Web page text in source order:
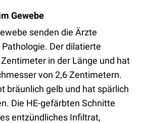
Gewebe
senden die Ärzte
Der dilatierte
in der Länge und hat
von 2,6 Zentimetern.
bräunlich gelb und hat spärlich
Die HE-gefärbten Schnitte
entzündliches Infiltrat,